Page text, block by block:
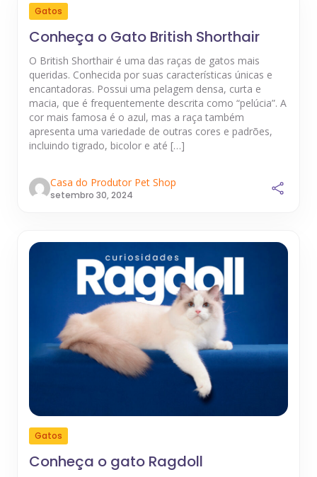
Gatos
Conheça o Gato British Shorthair
O British Shorthair é uma das raças de gatos mais
queridas. Conhecida por suas características únicas e
encantadoras. Possui uma pelagem densa, curta e
macia, que é frequentemente descrita como “pelúcia”. A
cor mais famosa é o azul, mas a raça também
apresenta uma variedade de outras cores e padrões,
incluindo tigrado, bicolor e até […]
Casa do Produtor Pet Shop
setembro 30, 2024
Gatos
Conheça o gato Ragdoll